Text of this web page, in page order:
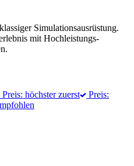
Simulationsausrüstung.
mit Hochleistungs-
Preis: höchster zuerst
Preis: